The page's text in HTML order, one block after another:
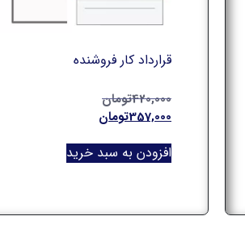
قرارداد کار فروشنده
420,000تومان
357,000تومان
افزودن به سبد خرید